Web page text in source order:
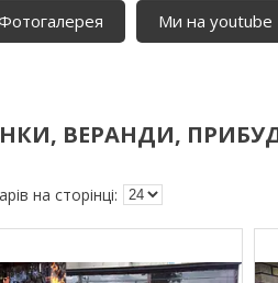
Ми на youtube
ВЕРАНДИ,